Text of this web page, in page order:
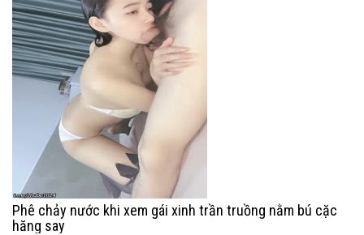
Phê chảy nước khi xem gái xinh trần truồng nằm bú cặc
hăng say